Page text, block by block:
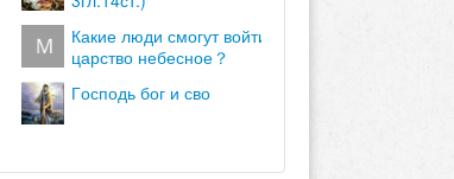
какие люди смогут войти в
царство небесное？
господь бог и сво